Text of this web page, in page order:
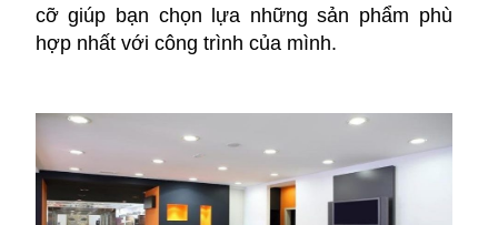
cỡ giúp bạn chọn lựa những sản phẩm phù
hợp nhất với công trình của mình.